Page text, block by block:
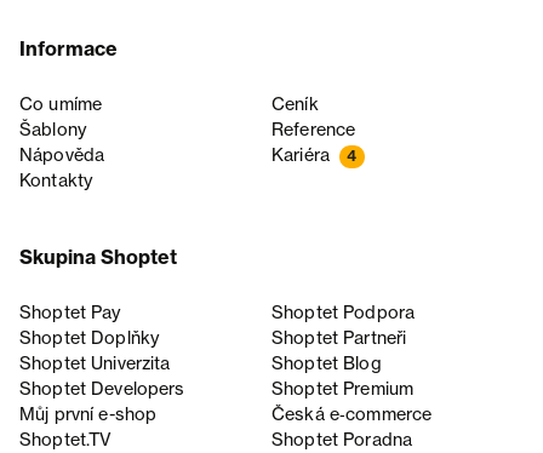
Informace
Co umíme
Ceník
Šablony
Reference
Nápověda
Kariéra 4
Kontakty
Skupina Shoptet
Shoptet Pay
Shoptet Podpora
Shoptet Doplňky
Shoptet Partneři
Shoptet Univerzita
Shoptet Blog
Shoptet Developers
Shoptet Premium
Můj první e-shop
Česká e‑commerce
Shoptet.TV
Shoptet Poradna